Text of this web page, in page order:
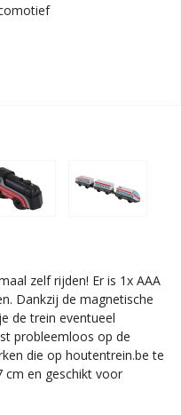
zelf rijden! Er is 1x AAA
Dankzij de magnetische
de trein eventueel
probleemloos op de
die op houtentrein.be te
cm en geschikt voor